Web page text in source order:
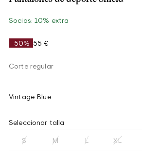
Socios: 10% extra
-50% 55 €
Corte regular
Vintage Blue
Seleccionar talla
S M L XL